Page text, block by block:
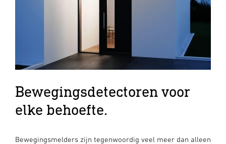
Bewegingsdetectoren voor
elke behoefte.
Bewegingsmelders zijn tegenwoordig veel meer dan alleen